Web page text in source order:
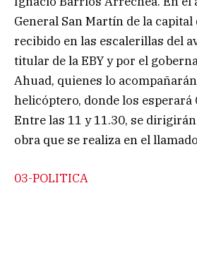
General San Martín de la
recibido en las escalerillas del
titular de la EBY y por el
Ahuad, quienes lo
helicóptero, donde los esperará
Entre las 11 y 11.30, se
obra que se realiza en el
03-POLITICA